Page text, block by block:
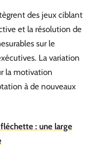
des jeux ciblant
et la résolution de
sur le
La variation
la motivation
à de nouveaux
fléchette : une large